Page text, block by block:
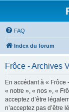
FAQ
Index du forum
Frôce - Archives
En accédant à «
« notre », « nos », «
acceptez d’être
n’acceptez pas d’être